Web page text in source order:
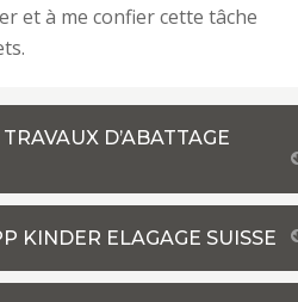
et à me confier cette tâche
D’ABATTAGE
KINDER ELAGAGE SUISSE